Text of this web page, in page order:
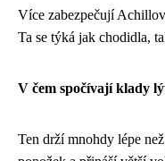
Více zabezpečují
Ta se týká jak chodidla,
V čem spočívají klady
Ten drží mnohdy lépe